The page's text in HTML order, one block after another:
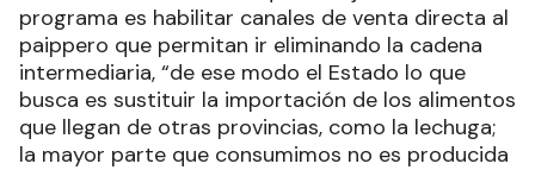
programa es habilitar canales de venta directa al
paippero que permitan ir eliminando la cadena
intermediaria, “de ese modo el Estado lo que
busca es sustituir la importación de los alimentos
que llegan de otras provincias, como la lechuga;
la mayor parte que consumimos no es producida